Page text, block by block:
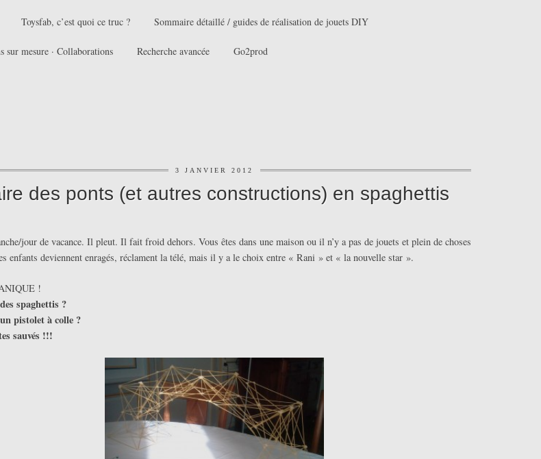
Toysfab, c’est quoi ce truc ? Sommaire détaillé / guides de réalisation de jouets DIY
sur mesure · Collaborations Recherche avancée Go2prod
3 JANVIER 2012
des ponts (et autres constructions) en spaghettis
jour de vacance. Il pleut. Il fait froid dehors. Vous êtes dans une maison ou il n’y a pas de jouets et plein de choses
enfants deviennent enragés, réclament la télé, mais il y a le choix entre « Rani » et « la nouvelle star ».
!
spaghettis ?
pistolet à colle ?
sauvés !!!